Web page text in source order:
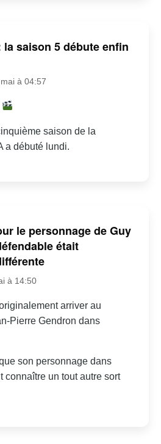
la saison 5 débute enfin
à 04:57
saison de la
a débuté lundi.
le personnage de Guy
était
à 14:50
arriver au
Pierre Gendron dans
son personnage dans
connaître un tout autre sort